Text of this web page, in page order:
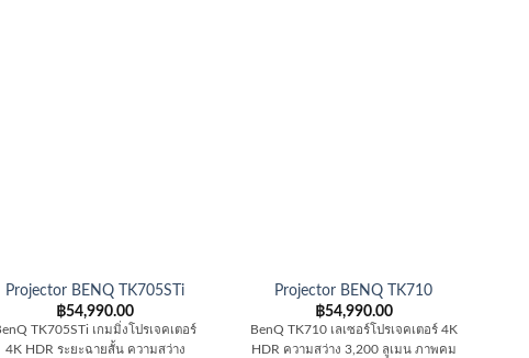
Projector BENQ TK705STi
฿54,990.00
TK705STi เกมมิ่งโปรเจคเตอร์
4K HDR ระยะฉายสั้น ความสว่าง
Projector BENQ TK710
฿54,990.00
BenQ TK710 เลเซอร์โปรเจคเตอร์ 4K
HDR ความสว่าง 3,200 ลูเมน ภาพคม